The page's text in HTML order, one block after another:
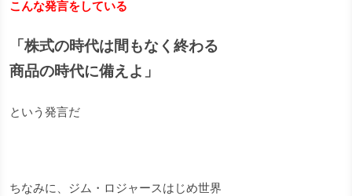
こんな発言をしている
「株式の時代は間もなく終わる
商品の時代に備えよ」
という発言だ
ちなみに、ジム・ロジャースはじめ世界